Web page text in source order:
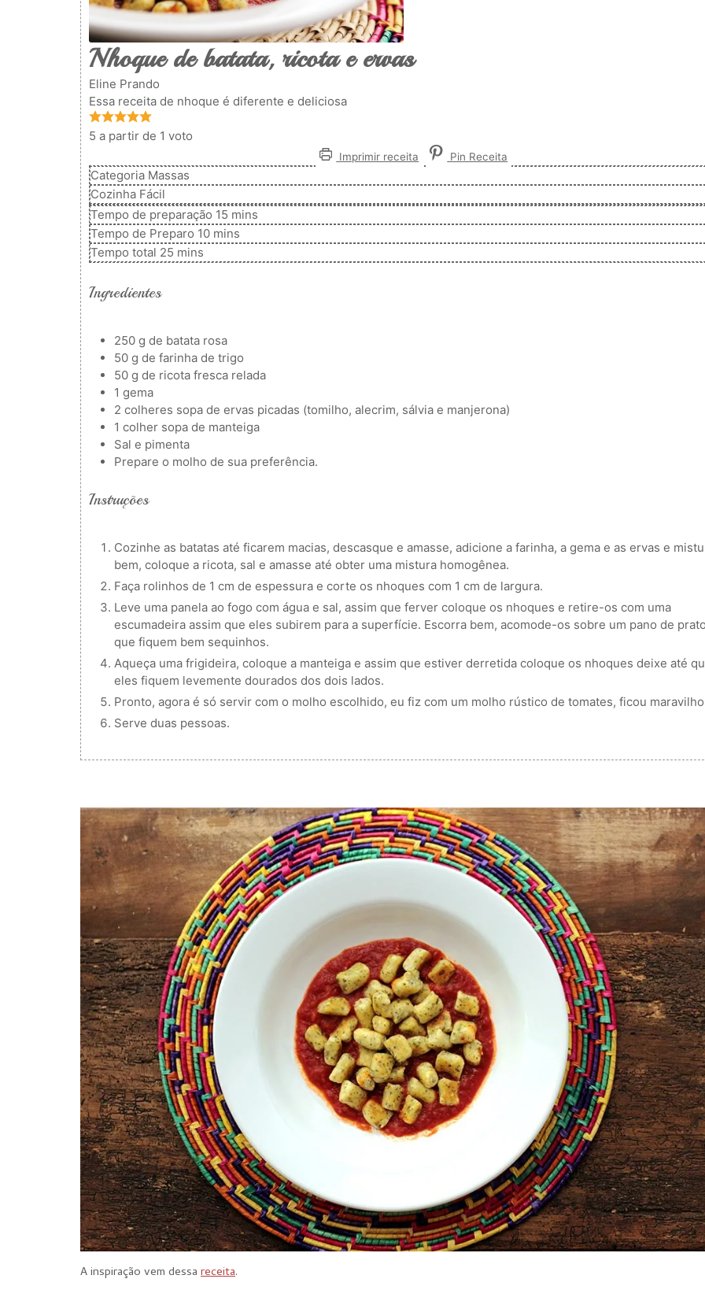
Nhoque de batata, ricota e ervas
Eline Prando
Essa receita de nhoque é diferente e deliciosa
5 a partir de 1 voto
Imprimir receita Pin Receita
Categoria Massas
Cozinha Fácil
Tempo de preparação 15 minutos
mins
Tempo de Preparo 10minutos
mins
Tempo total 25 minutos
mins
Ingredientes
250 g de batata rosa
50 g de farinha de trigo
50 g de ricota fresca relada
1 gema
2 colheres sopa de ervas picadas (tomilho, alecrim, sálvia e manjerona)
1 colher sopa de manteiga
Sal e pimenta
Prepare o molho de sua preferência.
Instruções
Cozinhe as batatas até ficarem macias, descasque e amasse, adicione a farinha, a gema e as ervas e
bem, coloque a ricota, sal e amasse até obter uma mistura homogênea.
Faça rolinhos de 1 cm de espessura e corte os nhoques com 1 cm de largura.
Leve uma panela ao fogo com água e sal, assim que ferver coloque os nhoques e retire-os com uma
escumadeira assim que eles subirem para a superfície. Escorra bem, acomode-os sobre um pano de
que fiquem bem sequinhos.
Aqueça uma frigideira, coloque a manteiga e assim que estiver derretida coloque os nhoques deixe até
eles fiquem levemente dourados dos dois lados.
Pronto, agora é só servir com o molho escolhido, eu fiz com um molho rústico de tomates, ficou
Serve duas pessoas.
A inspiração vem dessa receita.